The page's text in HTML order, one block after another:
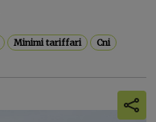
Minimi tariffari Cni